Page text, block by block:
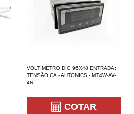
VOLTÍMETRO DIG 96X48 ENTRADA:
TENSÃO CA - AUTONICS - MT4W-AV-
4N
COTAR